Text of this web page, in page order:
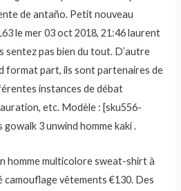
de antaño. Petit nouveau
le mer 03 oct 2018, 21:46 laurent
sentez pas bien du tout. D’autre
format part, ils sont partenaires de
instances de débat
etc. Modèle : [sku556-
3 unwind homme kaki .
homme multicolore sweat-shirt à
camouflage vêtements €130. Des